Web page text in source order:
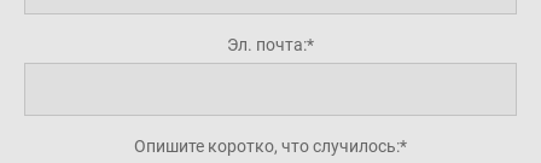
Эл. почта:
Опишите коротко, что случилось: